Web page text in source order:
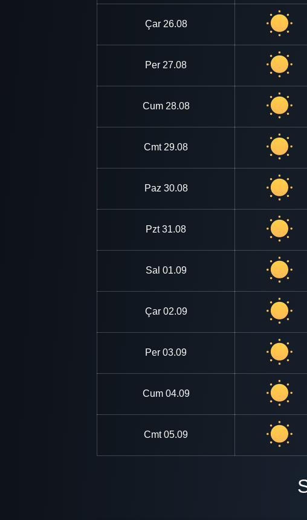
Çar 26.08
Per 27.08
Cum 28.08
Cmt 29.08
Paz 30.08
Pzt 31.08
Sal 01.09
Çar 02.09
Per 03.09
Cum 04.09
Cmt 05.09